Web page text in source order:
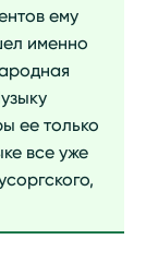
ему
именно
ее только
все уже